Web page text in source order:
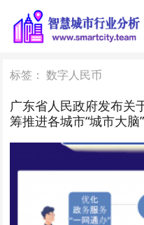
标签：数字人民币
广东省人民政府发布关
筹推进各城市“城市大脑